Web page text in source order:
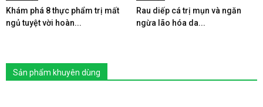
Khám phá 8 thực phẩm trị mất
ngủ tuyệt vời hoàn...
Rau diếp cá trị mụn và ngăn
ngừa lão hóa da...
Sản phẩm khuyên dùng